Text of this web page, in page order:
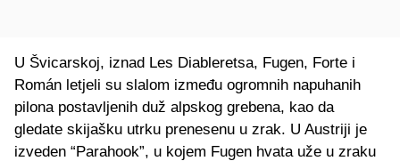
U Švicarskoj, iznad Les Diableretsa, Fugen, Forte i
Román letjeli su slalom između ogromnih napuhanih
pilona postavljenih duž alpskog grebena, kao da
gledate skijašku utrku prenesenu u zrak. U Austriji je
izveden “Parahook”, u kojem Fugen hvata uže u zraku